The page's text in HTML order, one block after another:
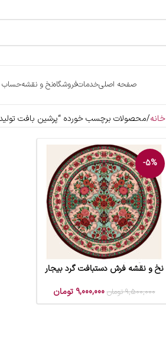
صفحه اصلیخدماتفروشگاهنخ و نقشه
خانه محصولات برچسب خورده “پرشین بافت تولید
-5%
افزودن به سبد خرید
نخ و نقشه فرش دستبافت گرد بیجار
9,500,000 تومان 9,000,000 تومان